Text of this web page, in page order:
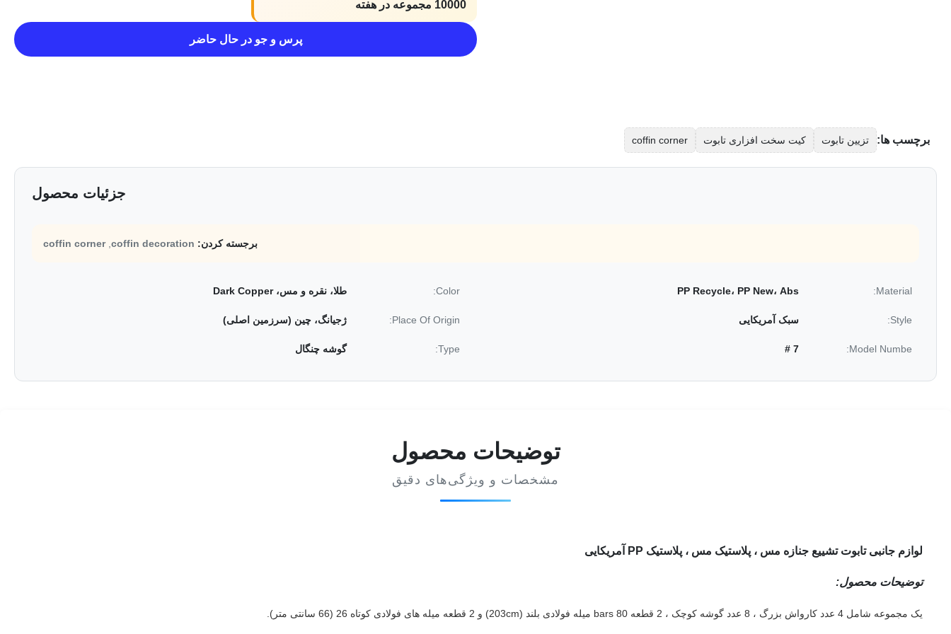
10000 مجموعه در هفته
پرس و جو در حال حاضر
برچسب ها: تزیین تابوت کیت سخت افزاری تابوت coffin corner
جزئیات محصول
برجسته کردن: coffin decoration
,
coffin corner
Material: PP Recycle، PP New، Abs Color: طلا، نقره و مس، Dark Copper
Style: سبک آمریکایی Place Of Origin: ژجیانگ، چین (سرزمین اصلی)
Model Numbe:
7 #
Type: گوشه چنگال
توضیحات محصول
مشخصات و ویژگی‌های دقیق
لوازم جانبی تابوت تشییع جنازه مس ، پلاستیک مس ، پلاستیک PP آمریکایی
توضیحات محصول:
یک مجموعه شامل 4 عدد کارواش بزرگ ، 8 عدد گوشه کوچک ، 2 قطعه 80 bars میله فولادی بلند (203cm) و 2 قطعه میله های فولادی کوتاه 26 (66 سانتی متر).